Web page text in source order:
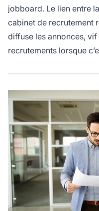
jobboard. Le lien entre
cabinet de recrutement
diffuse les annonces,
recrutements lorsque